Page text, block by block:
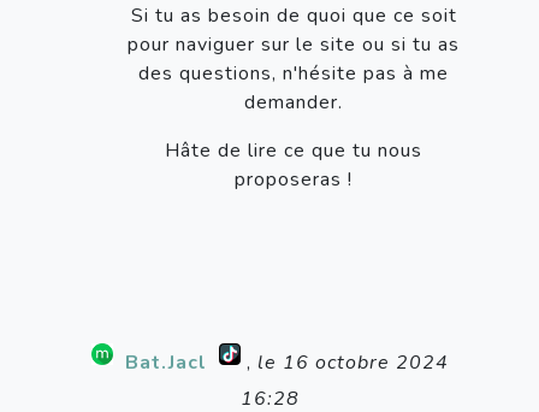
Si tu as besoin de quoi que ce soit
pour naviguer sur le site ou si tu as
des questions, n'hésite pas à me
demander.
Hâte de lire ce que tu nous
proposeras !
Bat.Jacl , le 16 octobre 2024
16:28